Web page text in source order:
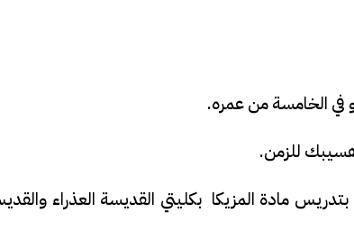
في الخامسة من عمره.
للزمن.
الفنية الجديدة بتدريس مادة المزيكا بكليتي القديسة العذراء